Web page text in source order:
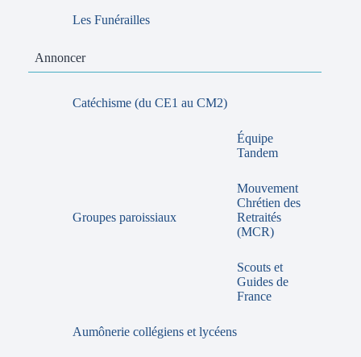
Les Funérailles
Annoncer
Catéchisme (du CE1 au CM2)
Groupes paroissiaux
Équipe
Tandem
Mouvement
Chrétien des
Retraités
(MCR)
Scouts et
Guides de
France
Aumônerie collégiens et lycéens